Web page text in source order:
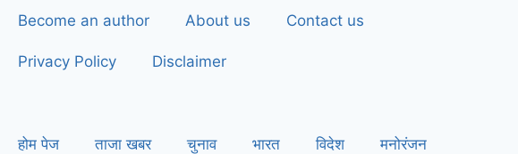
Become an author About us Contact us
Privacy Policy Disclaimer
होम पेज ताजा खबर चुनाव भारत विदेश मनोरंजन